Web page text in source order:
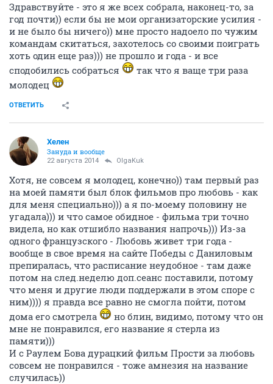
Здравствуйте - это я же всех собрала, наконец-то, за
год почти)) если бы не мои организаторские усилия -
и не было бы ничего)) мне просто надоело по чужим
командам скитаться, захотелось со своими поиграть
хоть один еще раз))) не прошло и года - и все
сподобились собраться
так что я ваще три раза
молодец
ОТВЕТИТЬ
Хелен
Зануда и вообще
22 августа 2014 OlgaKuk
Хотя, не совсем я молодец, конечно)) там первый раз
на моей памяти был блок фильмов про любовь - как
для меня специально))) а я по-моему половину не
угадала))) и что самое обидное - фильма три точно
видела, но как отшибло названия напрочь))) Из-за
одного французского - Любовь живет три года -
вообще в свое время на сайте Победы с Даниловым
препиралась, что расписание неудобное - там даже
потом на след.неделю доп.сеанс поставили, потому
что меня и другие люди поддержали в этом споре с
ним)))) я правда все равно не смогла пойти, потом
дома его смотрела
но блин, видимо, потому что он
мне не понравился, его название я стерла из
памяти)))
И с Раулем Бова дурацкий фильм Прости за любовь
совсем не понравился - тоже амнезия на название
случилась))